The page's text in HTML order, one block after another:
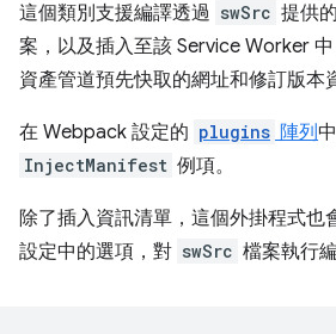
這個類別支援編譯透過 swSrc 提供
案，以及插入至該 Service Worker
資產管道預先快取的網址和修訂版本
在 Webpack 設定的 plugins 陣列
InjectManifest 例項。
除了插入資訊清單，這個外掛程式
設定中的選項，對 swSrc 檔案執行